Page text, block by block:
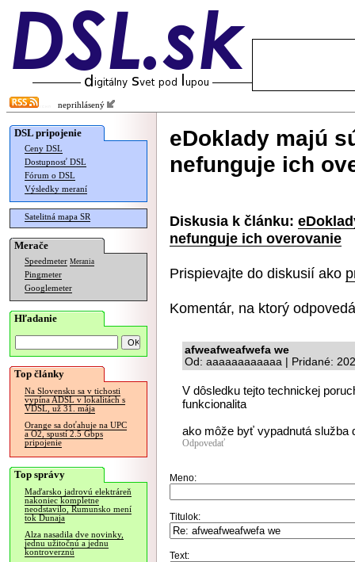
neprihlásený
DSL pripojenie
Ceny DSL
Dostupnosť DSL
Fórum o DSL
Výsledky meraní
Satelitná mapa SR
Merače
Speedmeter Merania
Pingmeter
Googlemeter
Hľadanie
Top články
Na Slovensku sa v tichosti
vypína ADSL v lokalitách s
VDSL, už 31. mája
Orange sa doťahuje na UPC
a O2, spustí 2.5 Gbps
pripojenie
Top správy
Maďarsko jadrovú elektráreň
nakoniec kompletne
neodstavilo, Rumunsko mení
tok Dunaja
Alza nasadila dve novinky,
jednu užitočnú a jednu
kontroverznú
eDoklady majú
nefunguje ich
Diskusia k článku:
nefunguje ich overovanie
Prispievajte do diskusií ako
Komentár, na ktorý
afweafweafwefa we
Od: aaaaaaaaaaaa | Pridané:
V dôsledku tejto technickej
funkcionalita
ako môže byť vypadnutá služba
Odpovedať
Meno:
Titulok:
Text: